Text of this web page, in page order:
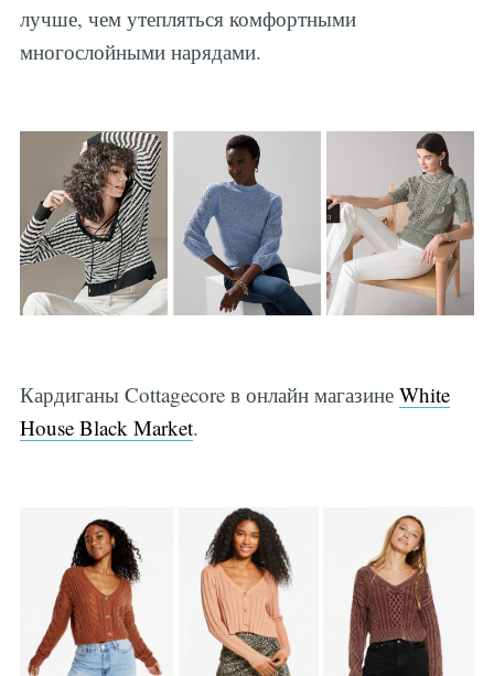
лучше, чем утепляться комфортными
многослойными нарядами.
Кардиганы Cottagecore в онлайн магазине White
House Black Market.